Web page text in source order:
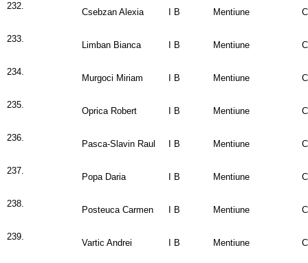
232.
Csebzan Alexia I B Mentiune
233.
Limban Bianca I B Mentiune
234.
Murgoci Miriam I B Mentiune
235.
Oprica Robert I B Mentiune
236.
Pasca-Slavin Raul I B Mentiune
237.
Popa Daria I B Mentiune
238.
Posteuca Carmen I B Mentiune
239.
Vartic Andrei I B Mentiune